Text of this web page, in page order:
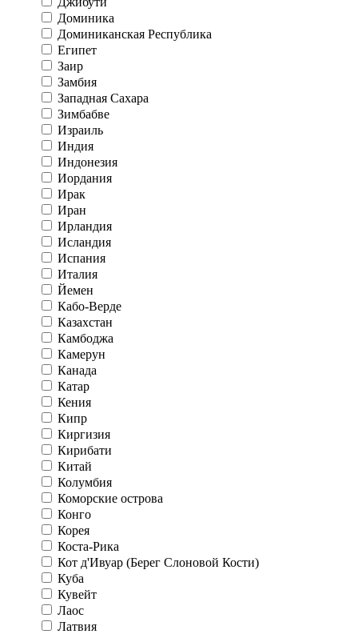
Доминика
Доминиканская Республика
Египет
Заир
Замбия
Западная Сахара
Зимбабве
Израиль
Индия
Индонезия
Иордания
Ирак
Иран
Ирландия
Исландия
Испания
Италия
Йемен
Кабо-Верде
Казахстан
Камбоджа
Камерун
Канада
Катар
Кения
Кипр
Киргизия
Кирибати
Китай
Колумбия
Коморские острова
Конго
Корея
Коста-Рика
Кот д'Ивуар (Берег Слоновой Кости)
Куба
Кувейт
Лаос
Латвия